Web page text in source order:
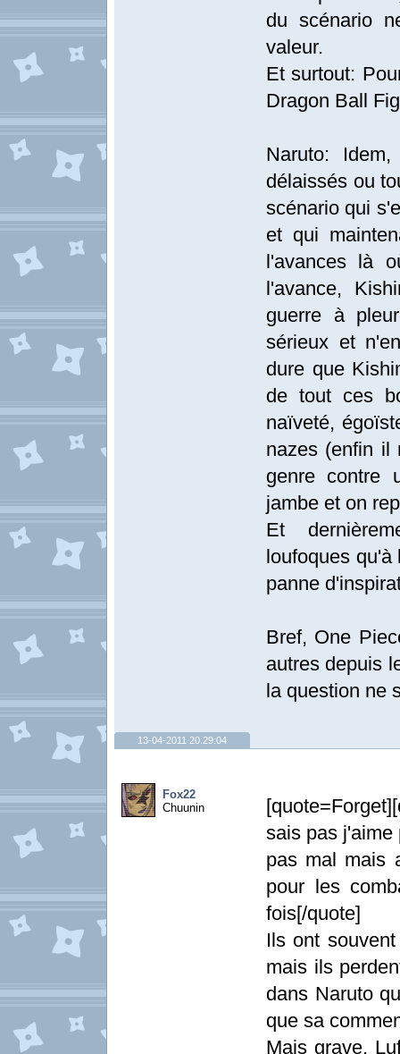
du scénario
valeur.
Et surtout:
Dragon Ball
Naruto:
délaissés ou
scénario qui
et qui
l'avances là
l'avance,
guerre à
sérieux et
dure que
de tout ces
naïveté,
nazes (enfin il
genre contre
jambe et on
Et
loufoques qu'à
panne
Bref, One
autres depuis
la question ne
13-04-2011 20:29:04
Fox22
Chuunin
sais pas j'aime
pas mal mais
pour les
fois[/quote]
Ils ont
mais ils
dans Naruto
que sa
Mais grave,